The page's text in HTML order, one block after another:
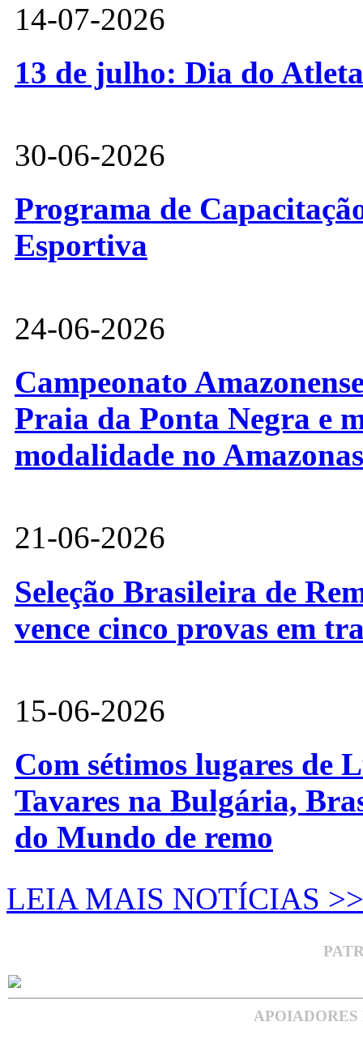
14-07-2026
13 de julho: Dia do
30-06-2026
Programa de
Esportiva
24-06-2026
Campeonato
Praia da Ponta Negra e
modalidade no Amazonas
21-06-2026
Seleção Brasileira de
vence cinco provas em
15-06-2026
Com sétimos lugares de
Tavares na Bulgária,
do Mundo de remo
LEIA MAIS NOTÍCIAS >>